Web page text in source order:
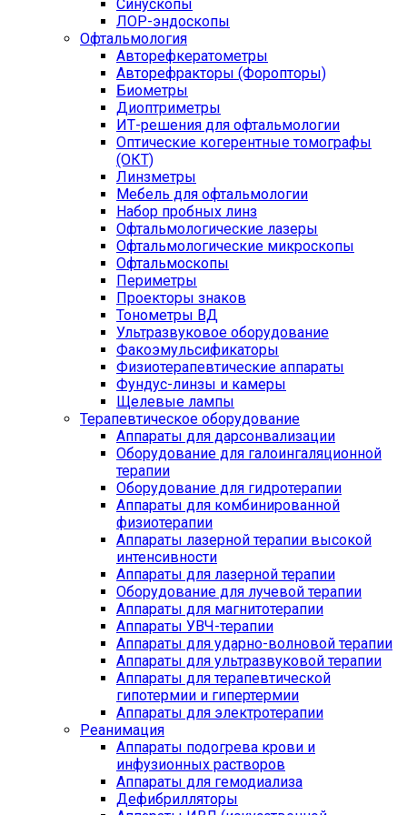
Синускопы
ЛОР-эндоскопы
Офтальмология
Авторефкератометры
Авторефракторы (Форопторы)
Биометры
Диоптриметры
ИТ-решения для офтальмологии
Оптические когерентные томографы
(ОКТ)
Линзметры
Мебель для офтальмологии
Набор пробных линз
Офтальмологические лазеры
Офтальмологические микроскопы
Офтальмоскопы
Периметры
Проекторы знаков
Тонометры ВД
Ультразвуковое оборудование
Факоэмульсификаторы
Физиотерапевтические аппараты
Фундус-линзы и камеры
Щелевые лампы
Терапевтическое оборудование
Аппараты для дарсонвализации
Оборудование для галоингаляционной
терапии
Оборудование для гидротерапии
Аппараты для комбинированной
физиотерапии
Аппараты лазерной терапии высокой
интенсивности
Аппараты для лазерной терапии
Оборудование для лучевой терапии
Аппараты для магнитотерапии
Аппараты УВЧ-терапии
Аппараты для ударно-волновой терапии
Аппараты для ультразвуковой терапии
Аппараты для терапевтической
гипотермии и гипертермии
Аппараты для электротерапии
Реанимация
Аппараты подогрева крови и
инфузионных растворов
Аппараты для гемодиализа
Дефибрилляторы